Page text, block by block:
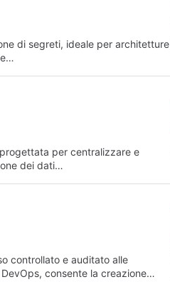
di segreti, ideale per architetture
per centralizzare e
dei dati…
controllato e auditato alle
consente la creazione…